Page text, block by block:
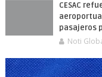
CESAC
pasajeros
Noti